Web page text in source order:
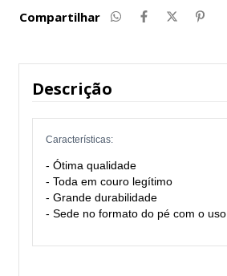
Compartilhar
Descrição
Características:
- Ótima qualidade
- Toda em couro legítimo
- Grande durabilidade
- Sede no formato do pé com o uso